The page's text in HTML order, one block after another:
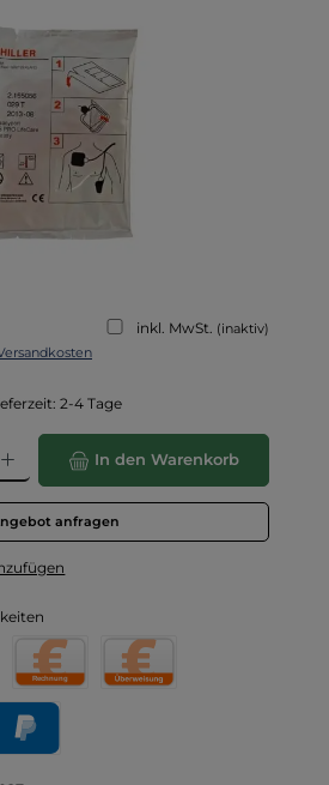
inkl. MwSt. (inaktiv)
2-4 Tage
gewünschten Wert ein oder benutze die
In den Warenkorb
anfragen
Rechnung